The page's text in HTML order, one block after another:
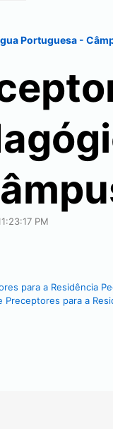
Portuguesa -
PM
para a Residência
para a